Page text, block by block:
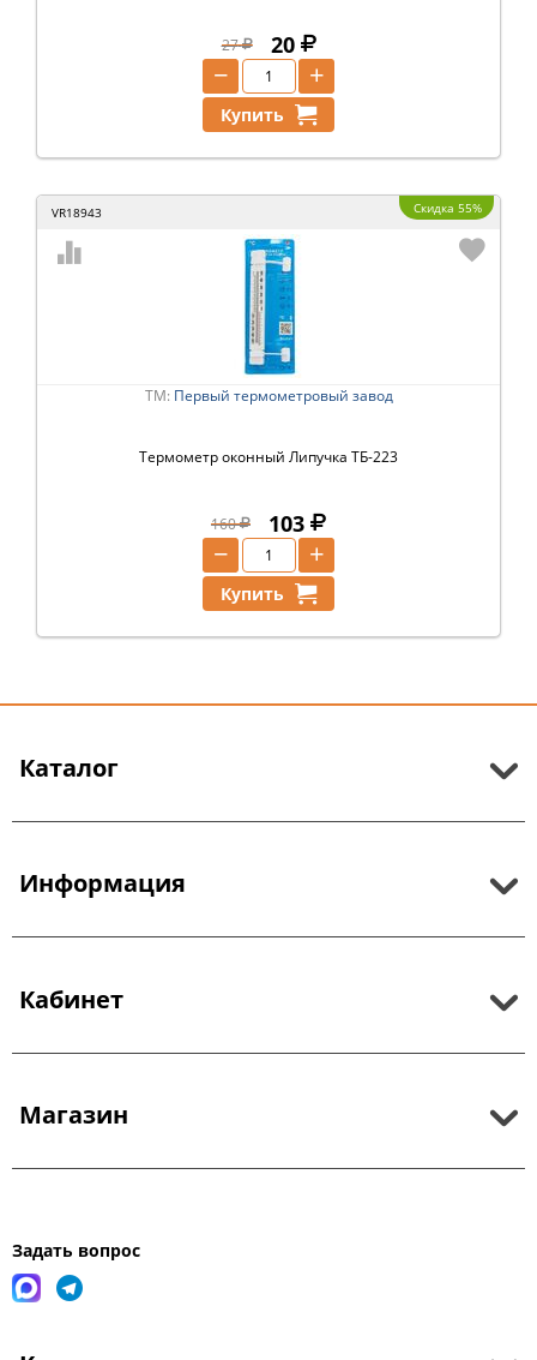
27 20
+
−
Купить
VR18943 Скидка 55%
ТМ: Первый термометровый завод
Термометр оконный Липучка ТБ-223
160 103
+
−
Купить
Каталог
Информация
Кабинет
Магазин
Задать вопрос